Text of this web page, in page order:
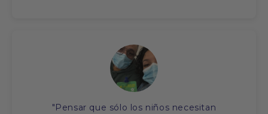
"Pensar que sólo los niños necesitan